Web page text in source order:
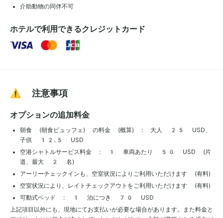
介助動物の同伴不可
ホテルで利用できるクレジットカード
⚠️ 注意事項
オプションの追加料金
朝食 (朝食ビュッフェ) の料金 (概算) : 大人 25 USD、
子供 12.5 USD
空港シャトルサービス料金 : 1 車両あたり 50 USD (片
道、最大 2 名)
アーリーチェックインも、空室状況によりご利用いただけます (有料)
空室状況により、レイトチェックアウトをご利用いただけます (有料)
可動式ベッド : 1 泊につき 70 USD
上記項目以外にも、現地にてお支払いが必要な場合があります。また料金と